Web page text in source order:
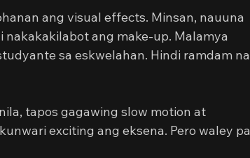
ang visual effects. Minsan, nauuna
nakakakilabot ang make-up. Malamya
sa eskwelahan. Hindi ramdam na
tapos gagawing slow motion at
exciting ang eksena. Pero waley pa